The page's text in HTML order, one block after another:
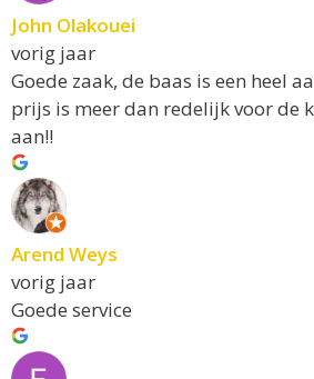
John Olakouei
vorig jaar
Goede zaak, de baas is een heel
prijs is meer dan redelijk voor de
aan!!
Arend Weys
vorig jaar
Goede service